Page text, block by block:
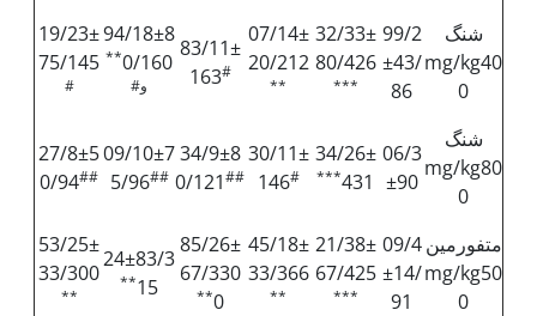
شنگ
mg/kg40
0
99/2
±43/
86
32/33±
80/426
***
07/14±
20/212
**
83/11±
163#
94/18±8
0/160
**
و#
19/23±
75/145
#
شنگ
mg/kg80
0
06/3
±90
34/26±
431
***
30/11±
146#
34/9±8
0/121##
09/10±7
5/96##
27/8±5
0/94##
متفورمین
mg/kg50
0
09/4
±14/
91
21/38±
67/425
***
45/18±
33/366
**
85/26±
67/330
0
**
24±83/3
15
**
53/25±
33/300
**